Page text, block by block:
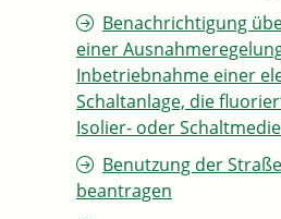
Benachrichtigung
einer
Inbetriebnahme einer
Schaltanlage, die
Isolier- oder
Benutzung der
beantragen